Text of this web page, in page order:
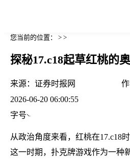
您当前的位置： > >
探秘17.c18起草红桃的
来源： 证券时报网 作
2026-06-20 06:00:55
字号
从政治角度来看，红桃在17.c18
这一时期，扑克牌游戏作为一种